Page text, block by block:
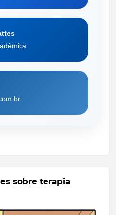
sobre terapia